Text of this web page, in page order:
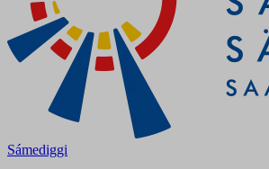
Sámediggi